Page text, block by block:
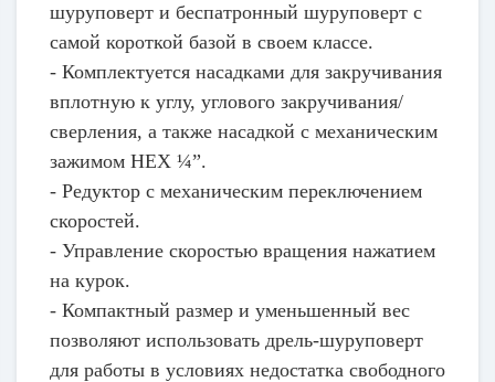
шуруповерт и беспатронный шуруповерт с
самой короткой базой в своем классе.
- Комплектуется насадками для закручивания
вплотную к углу, углового закручивания/
сверления, а также насадкой с механическим
зажимом HEX ¼”.
- Редуктор с механическим переключением
скоростей.
- Управление скоростью вращения нажатием
на курок.
- Компактный размер и уменьшенный вес
позволяют использовать дрель-шуруповерт
для работы в условиях недостатка свободного